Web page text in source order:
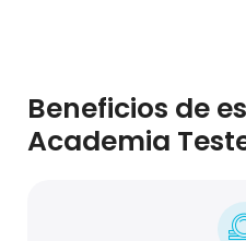
Beneficios de
Academia